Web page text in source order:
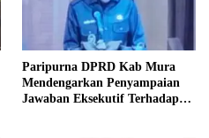
Paripurna DPRD Kab Mura
Mendengarkan Penyampaian
Jawaban Eksekutif Terhadap